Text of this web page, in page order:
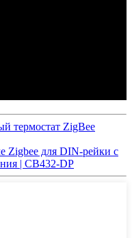
термостат ZigBee
Zigbee для DIN-рейки с
| CB432-DP